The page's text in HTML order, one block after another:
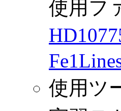
使用フ
使用ツ